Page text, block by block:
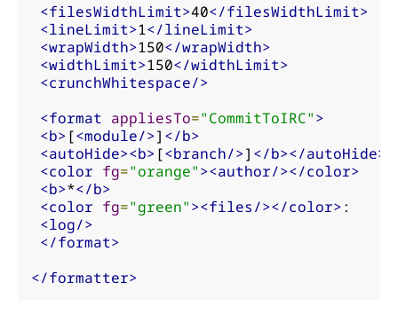
<filesWidthLimit>40</filesWidthLimit>
<lineLimit>1</lineLimit>
<wrapWidth>150</wrapWidth>
<widthLimit>150</widthLimit>
<crunchWhitespace/>
<format appliesTo="CommitToIRC">
<b>[<module/>] </b>
<autoHide><b>[<branch/>] </b></autoHide>
<color fg="orange"><author/></color>
<b>*</b>
<color fg="green"><files/></color>:
<log/>
</format>
</formatter>